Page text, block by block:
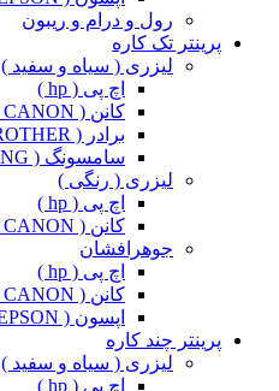
رول و درام و ریبون
پرینتر تک کاره
لیزری ( سیاه و سفید )
اچ پی ( hp )
کانن ( CANON )
برادر ( BROTHER )
سامسونگ ( SAMSUNG )
لیزری ( رنگی )
اچ پی ( hp )
کانن ( CANON )
جوهرافشان
اچ پی ( hp )
کانن ( CANON )
اپسون ( EPSON )
پرینتر چند کاره
لیزری ( سیاه و سفید )
اچ پی ( hp )